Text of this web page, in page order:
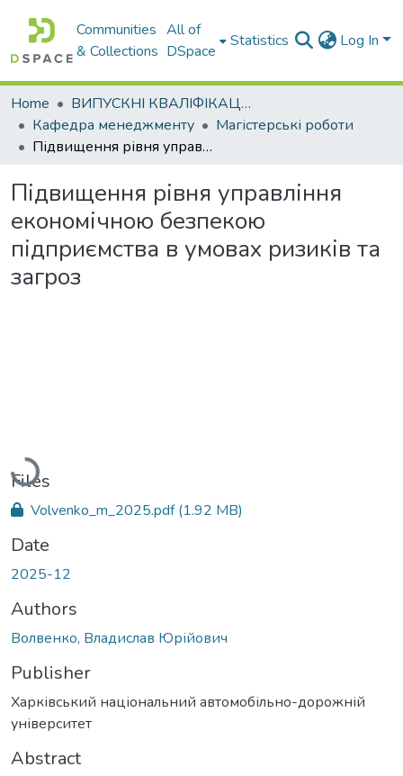
Communities
& Collections
All of
DSpace
Statistics Log In
Home
ВИПУСКНІ КВАЛІФІКАЦІЙНІ РОБОТИ
Кафедра менеджменту
Магістерські роботи
Підвищення рівня управління економічною безпекою підприємства в умовах ризиків та загроз
Підвищення рівня управління
економічною безпекою
підприємства в умовах ризиків та
загроз
Loading...
Files
Volvenko_m_2025.pdf(1.92 MB)
Date
2025-12
Authors
Волвенко, Владислав Юрійович
Publisher
Харківський національний автомобільно-дорожній
університет
Abstract